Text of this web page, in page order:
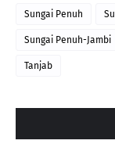
Sungai Penuh
Sungai Penuh-Jambi
Tanjab